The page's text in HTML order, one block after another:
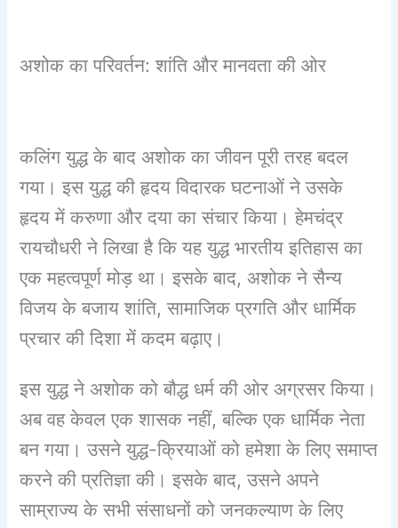
अशोक का परिवर्तन: शांति और मानवता की ओर
कलिंग युद्ध के बाद अशोक का जीवन पूरी तरह बदल
गया। इस युद्ध की हृदय विदारक घटनाओं ने उसके
हृदय में करुणा और दया का संचार किया। हेमचंद्र
रायचौधरी ने लिखा है कि यह युद्ध भारतीय इतिहास का
एक महत्वपूर्ण मोड़ था। इसके बाद, अशोक ने सैन्य
विजय के बजाय शांति, सामाजिक प्रगति और धार्मिक
प्रचार की दिशा में कदम बढ़ाए।
इस युद्ध ने अशोक को बौद्ध धर्म की ओर अग्रसर किया।
अब वह केवल एक शासक नहीं, बल्कि एक धार्मिक नेता
बन गया। उसने युद्ध-क्रियाओं को हमेशा के लिए समाप्त
करने की प्रतिज्ञा की। इसके बाद, उसने अपने
साम्राज्य के सभी संसाधनों को जनकल्याण के लिए